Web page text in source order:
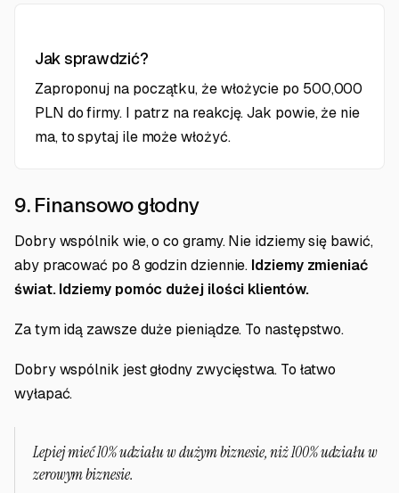
Jak sprawdzić?
Zaproponuj na początku, że włożycie po 500,000
PLN do firmy. I patrz na reakcję. Jak powie, że nie
ma, to spytaj ile może włożyć.
9. Finansowo głodny
Dobry wspólnik wie, o co gramy. Nie idziemy się bawić,
aby pracować po 8 godzin dziennie. Idziemy zmieniać
świat. Idziemy pomóc dużej ilości klientów.
Za tym idą zawsze duże pieniądze. To następstwo.
Dobry wspólnik jest głodny zwycięstwa. To łatwo
wyłapać.
Lepiej mieć 10% udziału w dużym biznesie, niż 100% udziału w
zerowym biznesie.